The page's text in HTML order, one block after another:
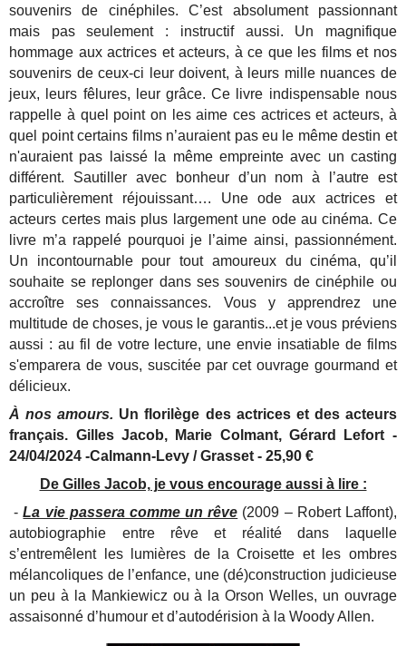
souvenirs de cinéphiles. C’est absolument passionnant
mais pas seulement : instructif aussi. Un magnifique
hommage aux actrices et acteurs, à ce que les films et nos
souvenirs de ceux-ci leur doivent, à leurs mille nuances de
jeux, leurs fêlures, leur grâce. Ce livre indispensable nous
rappelle à quel point on les aime ces actrices et acteurs, à
quel point certains films n’auraient pas eu le même destin et
n'auraient pas laissé la même empreinte avec un casting
différent. Sautiller avec bonheur d’un nom à l’autre est
particulièrement réjouissant…. Une ode aux actrices et
acteurs certes mais plus largement une ode au cinéma. Ce
livre m’a rappelé pourquoi je l’aime ainsi, passionnément.
Un incontournable pour tout amoureux du cinéma, qu’il
souhaite se replonger dans ses souvenirs de cinéphile ou
accroître ses connaissances. Vous y apprendrez une
multitude de choses, je vous le garantis...et je vous préviens
aussi : au fil de votre lecture, une envie insatiable de films
s'emparera de vous, suscitée par cet ouvrage gourmand et
délicieux.
À nos amours. Un florilège des actrices et des acteurs
français. Gilles Jacob, Marie Colmant, Gérard Lefort -
24/04/2024 -Calmann-Levy / Grasset - 25,90 €
De Gilles Jacob, je vous encourage aussi à lire :
-La vie passera comme un rêve (2009 – Robert Laffont),
autobiographie entre rêve et réalité dans laquelle
s’entremêlent les lumières de la Croisette et les ombres
mélancoliques de l’enfance, une (dé)construction judicieuse
un peu à la Mankiewicz ou à la Orson Welles, un ouvrage
assaisonné d’humour et d’autodérision à la Woody Allen.